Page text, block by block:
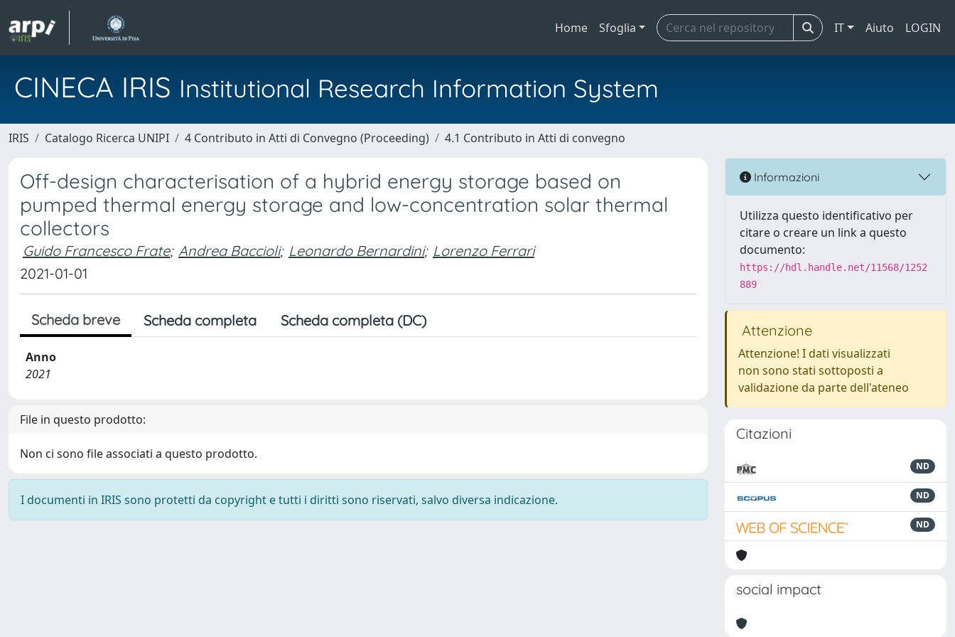
Home Sfoglia IT Aiuto LOGIN
CINECA IRIS Institutional Research Information System
IRIS Catalogo Ricerca UNIPI 4 Contributo in Atti di Convegno (Proceeding) 4.1 Contributo in Atti di convegno
Off-design characterisation of a hybrid energy storage based on
pumped thermal energy storage and low-concentration solar thermal
collectors
Guido Francesco Frate; Andrea Baccioli; Leonardo Bernardini; Lorenzo Ferrari
2021-01-01
Scheda breve Scheda completa Scheda completa (DC)
Anno
2021
File in questo prodotto:
Non ci sono file associati a questo prodotto.
I documenti in IRIS sono protetti da copyright e tutti i diritti sono riservati, salvo diversa indicazione.
Informazioni
Utilizza questo identificativo per
citare o creare un link a questo
documento:
https://hdl.handle.net/11568/1252
889
Attenzione
Attenzione! I dati visualizzati
non sono stati sottoposti a
validazione da parte dell'ateneo
Citazioni
ND
ND
ND
social impact